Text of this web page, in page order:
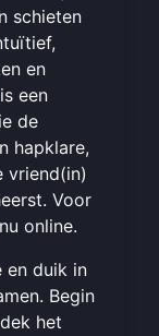
schieten
en
een
de
hapklare,
vriend(in)
Voor
online.
en duik in
Begin
het